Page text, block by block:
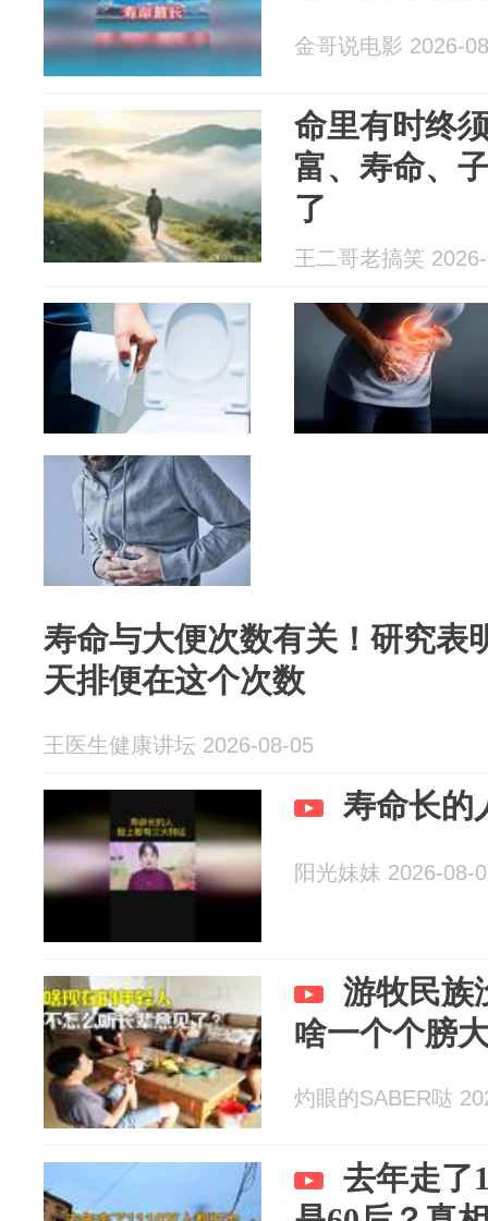
金哥说电影 2026-
命里有时终
富、寿命、
了
王二哥老搞笑
寿命与大便次数有关！研究表
天排便在这个次数
王医生健康讲坛 2026-08-05
寿命长的
阳光妹妹 2026-08-
游牧民族
啥一个个膀
灼眼的SABER哒
去年走了